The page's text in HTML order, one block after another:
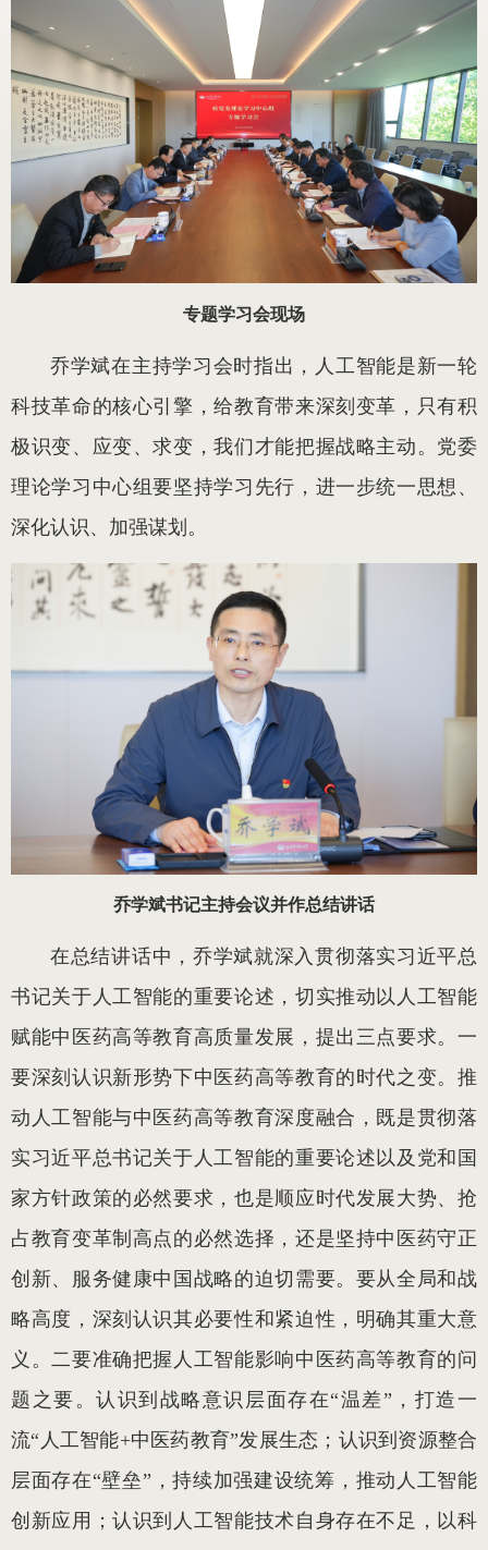
专题学习会现场
乔学斌在主持学习会时指出，人工智能是新一轮
科技革命的核心引擎，给教育带来深刻变革，只有积
极识变、应变、求变，我们才能把握战略主动。党委
理论学习中心组要坚持学习先行，进一步统一思想、
深化认识、加强谋划。
乔学斌书记主持会议并作总结讲话
在总结讲话中，乔学斌就深入贯彻落实习近平总
书记关于人工智能的重要论述，切实推动以人工智能
赋能中医药高等教育高质量发展，提出三点要求。一
要深刻认识新形势下中医药高等教育的时代之变。推
动人工智能与中医药高等教育深度融合，既是贯彻落
实习近平总书记关于人工智能的重要论述以及党和国
家方针政策的必然要求，也是顺应时代发展大势、抢
占教育变革制高点的必然选择，还是坚持中医药守正
创新、服务健康中国战略的迫切需要。要从全局和战
略高度，深刻认识其必要性和紧迫性，明确其重大意
义。二要准确把握人工智能影响中医药高等教育的问
题之要。认识到战略意识层面存在“温差”，打造一
流“人工智能+中医药教育”发展生态；认识到资源整合
层面存在“壁垒”，持续加强建设统筹，推动人工智能
创新应用；认识到人工智能技术自身存在不足，以科